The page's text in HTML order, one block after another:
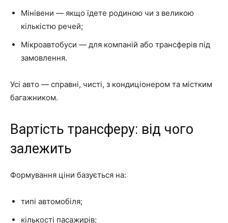
Мінівени — якщо їдете родиною чи з великою
кількістю речей;
Мікроавтобуси — для компаній або трансферів під
замовлення.
Усі авто — справні, чисті, з кондиціонером та містким
багажником.
Вартість трансферу: від чого
залежить
Формування ціни базується на:
типі автомобіля;
кількості пасажирів;